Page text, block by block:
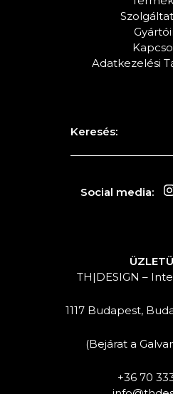
Adatkezelési
Keresés:
Social media:
TH|DESIGN –
1117 Budapest,
(Bejárat a
+36 70